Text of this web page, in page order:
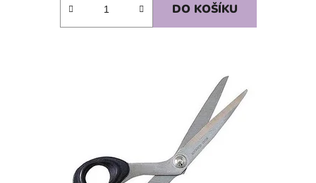
DO KOŠÍKU